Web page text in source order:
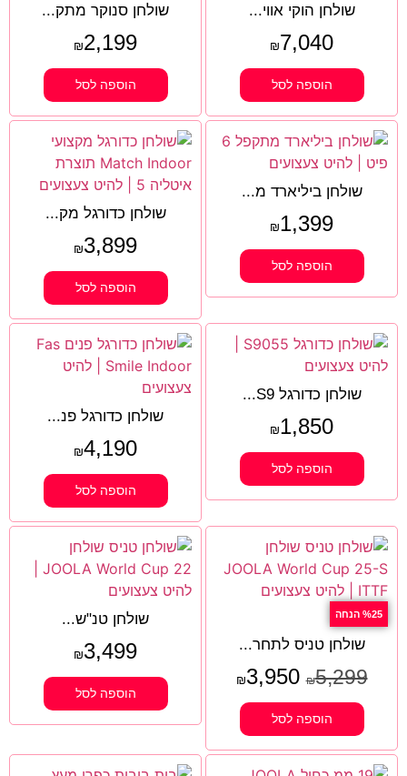
שולחן הוקי אווי...
₪7,040
הוספה לסל
שולחן סנוקר מתק...
₪2,199
הוספה לסל
שולחן ביליארד מ...
₪1,399
הוספה לסל
שולחן כדורגל מק...
₪3,899
הוספה לסל
שולחן כדורגל S9...
₪1,850
הוספה לסל
שולחן כדורגל פנ...
₪4,190
הוספה לסל
%25 הנחה
שולחן טניס לתחר...
₪5,299
₪3,950
הוספה לסל
שולחן טנ"ש...
₪3,499
הוספה לסל